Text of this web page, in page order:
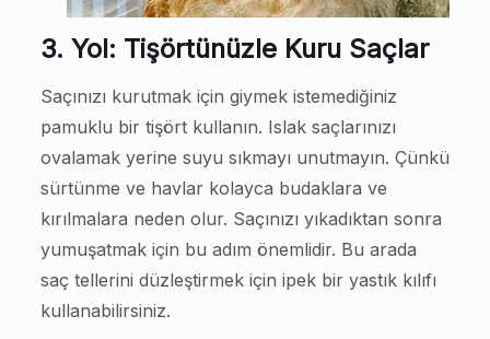
3. Yol: Tişörtünüzle Kuru Saçlar
Saçınızı kurutmak için giymek istemediğiniz
pamuklu bir tişört kullanın. Islak saçlarınızı
ovalamak yerine suyu sıkmayı unutmayın. Çünkü
sürtünme ve havlar kolayca budaklara ve
kırılmalara neden olur. Saçınızı yıkadıktan sonra
yumuşatmak için bu adım önemlidir. Bu arada
saç tellerini düzleştirmek için ipek bir yastık kılıfı
kullanabilirsiniz.